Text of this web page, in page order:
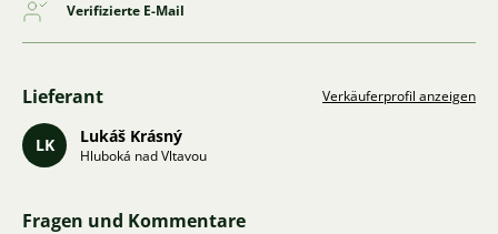
Verifizierte E-Mail
Lieferant Verkäuferprofil anzeigen
LK Lukáš Krásný
Hluboká nad Vltavou
Fragen und Kommentare